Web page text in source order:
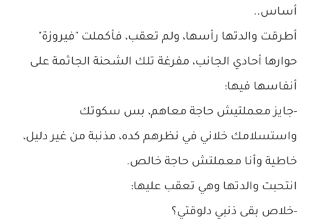
أساس..
أطرقت والدتها رأسها، ولم تعقب، فأكملت "فيروزة"
حوارها أحادي الجانب، مفرغة تلك الشحنة الجاثمة على
أنفاسها فيها:
-جايز معملتيش حاجة معاهم، بس سكوتك
واستسلامك خلاني في نظرهم كده، مذنبة من غير دليل،
خاطية وأنا معملتش حاجة خالص.
انتحبت والدتها وهي تعقب عليها:
-خلاص بقى ذنبي دلوقتي؟